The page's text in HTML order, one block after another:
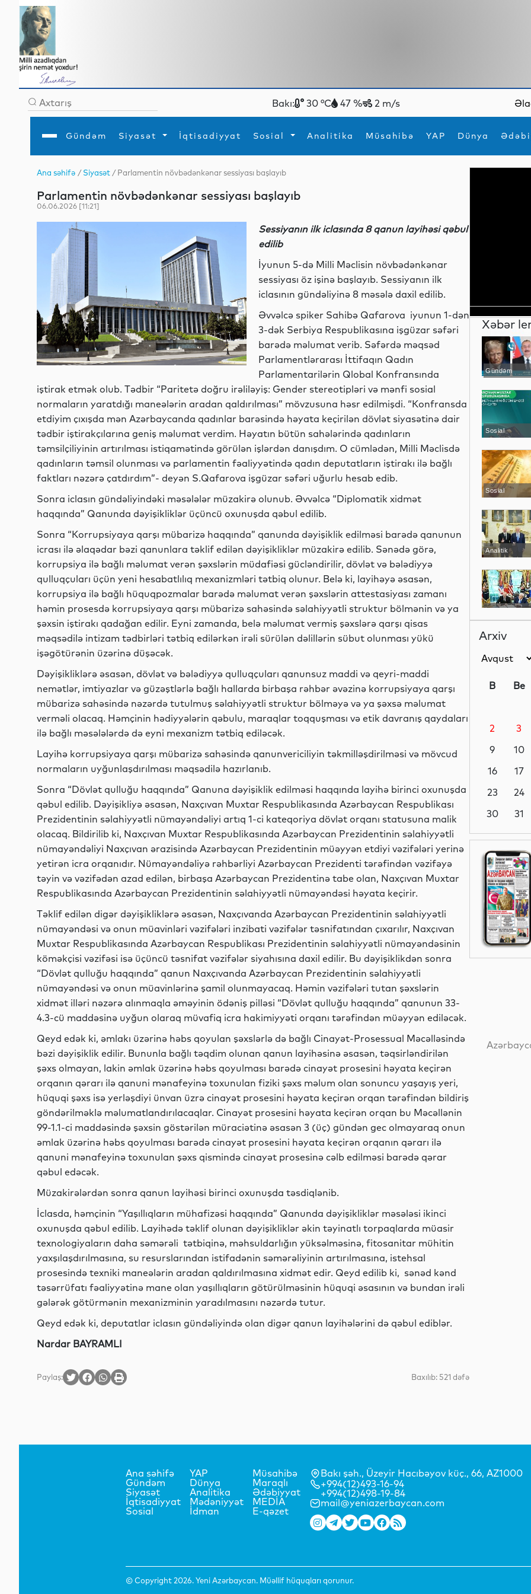
Bakı: 30 °C 47 % 2 m/s
Gündəm Siyasət İqtisadiyyat Sosial Analitika Müsahibə YAP Dünya
Gündəm
İqtisadiyyat
Analitika
Mədəniyyət
Müsahibə
MEDİA
Xarici siyasətTurizm
Hadisə
Diaspor
İdman
Ana səhifə /Siyasət / Parlamentin növbədənkənar sessiyası başlayıb
Parlamentin növbədənkənar sessiyası başlayıb
06.06.2026 [11:21]
Sessiyanın ilk iclasında 8 qanun layihəsi qəbul
edilib
İyunun 5-də Milli Məclisin növbədənkənar
sessiyası öz işinə başlayıb. Sessiyanın ilk
iclasının gündəliyinə 8 məsələ daxil edilib.
Əvvəlcə spiker Sahibə Qafarova iyunun 1-dən
3-dək Serbiya Respublikasına işgüzar səfəri
barədə məlumat verib. Səfərdə məqsəd
Parlamentlərarası İttifaqın Qadın
Parlamentarilərin Qlobal Konfransında
iştirak etmək olub. Tədbir “Paritetə doğru irəliləyiş: Gender stereotipləri və mənfi sosial
normaların yaratdığı maneələrin aradan qaldırılması” mövzusuna həsr edilmişdi. “Konfransda
etdiyim çıxışda mən Azərbaycanda qadınlar barəsində həyata keçirilən dövlət siyasətinə dair
tədbir iştirakçılarına geniş məlumat verdim. Həyatın bütün sahələrində qadınların
təmsilçiliyinin artırılması istiqamətində görülən işlərdən danışdım. O cümlədən, Milli Məclisdə
qadınların təmsil olunması və parlamentin fəaliyyətində qadın deputatların iştirakı ilə bağlı
faktları nəzərə çatdırdım”- deyən S.Qafarova işgüzar səfəri uğurlu hesab edib.
Sonra iclasın gündəliyindəki məsələlər müzakirə olunub. Əvvəlcə “Diplomatik xidmət
haqqında” Qanunda dəyişikliklər üçüncü oxunuşda qəbul edilib.
Sonra “Korrupsiyaya qarşı mübarizə haqqında” qanunda dəyişiklik edilməsi barədə qanunun
icrası ilə əlaqədar bəzi qanunlara təklif edilən dəyişikliklər müzakirə edilib. Sənədə görə,
korrupsiya ilə bağlı məlumat verən şəxslərin müdafiəsi gücləndirilir, dövlət və bələdiyyə
qulluqçuları üçün yeni hesabatlılıq mexanizmləri tətbiq olunur. Belə ki, layihəyə əsasən,
korrupsiya ilə bağlı hüquqpozmalar barədə məlumat verən şəxslərin attestasiyası zamanı
həmin prosesdə korrupsiyaya qarşı mübarizə sahəsində səlahiyyətli struktur bölmənin və ya
şəxsin iştirakı qadağan edilir. Eyni zamanda, belə məlumat vermiş şəxslərə qarşı qisas
məqsədilə intizam tədbirləri tətbiq edilərkən irəli sürülən dəlillərin sübut olunması yükü
işəgötürənin üzərinə düşəcək.
Dəyişikliklərə əsasən, dövlət və bələdiyyə qulluqçuları qanunsuz maddi və qeyri-maddi
nemətlər, imtiyazlar və güzəştlərlə bağlı hallarda birbaşa rəhbər əvəzinə korrupsiyaya qarşı
mübarizə sahəsində nəzərdə tutulmuş səlahiyyətli struktur bölməyə və ya şəxsə məlumat
verməli olacaq. Həmçinin hədiyyələrin qəbulu, maraqlar toqquşması və etik davranış qaydaları
ilə bağlı məsələlərdə də eyni mexanizm tətbiq ediləcək.
Layihə korrupsiyaya qarşı mübarizə sahəsində qanunvericiliyin təkmilləşdirilməsi və mövcud
normaların uyğunlaşdırılması məqsədilə hazırlanıb.
Sonra “Dövlət qulluğu haqqında” Qanuna dəyişiklik edilməsi haqqında layihə birinci oxunuşda
qəbul edilib. Dəyişikliyə əsasən, Naxçıvan Muxtar Respublikasında Azərbaycan Respublikası
Prezidentinin səlahiyyətli nümayəndəliyi artıq 1-ci kateqoriya dövlət orqanı statusuna malik
olacaq. Bildirilib ki, Naxçıvan Muxtar Respublikasında Azərbaycan Prezidentinin səlahiyyətli
nümayəndəliyi Naxçıvan ərazisində Azərbaycan Prezidentinin müəyyən etdiyi vəzifələri yerinə
yetirən icra orqanıdır. Nümayəndəliyə rəhbərliyi Azərbaycan Prezidenti tərəfindən vəzifəyə
təyin və vəzifədən azad edilən, birbaşa Azərbaycan Prezidentinə tabe olan, Naxçıvan Muxtar
Respublikasında Azərbaycan Prezidentinin səlahiyyətli nümayəndəsi həyata keçirir.
Təklif edilən digər dəyişikliklərə əsasən, Naxçıvanda Azərbaycan Prezidentinin səlahiyyətli
nümayəndəsi və onun müavinləri vəzifələri inzibati vəzifələr təsnifatından çıxarılır, Naxçıvan
Muxtar Respublikasında Azərbaycan Respublikası Prezidentinin səlahiyyətli nümayəndəsinin
köməkçisi vəzifəsi isə üçüncü təsnifat vəzifələr siyahısına daxil edilir. Bu dəyişiklikdən sonra
“Dövlət qulluğu haqqında” qanun Naxçıvanda Azərbaycan Prezidentinin səlahiyyətli
nümayəndəsi və onun müavinlərinə şamil olunmayacaq. Həmin vəzifələri tutan şəxslərin
xidmət illəri nəzərə alınmaqla əməyinin ödəniş pilləsi “Dövlət qulluğu haqqında” qanunun 33-
4.3-cü maddəsinə uyğun olaraq müvafiq icra hakimiyyəti orqanı tərəfindən müəyyən ediləcək.
Qeyd edək ki, əmlakı üzərinə həbs qoyulan şəxslərlə də bağlı Cinayət-Prosessual Məcəlləsində
bəzi dəyişiklik edilir. Bununla bağlı təqdim olunan qanun layihəsinə əsasən, təqsirləndirilən
şəxs olmayan, lakin əmlak üzərinə həbs qoyulması barədə cinayət prosesini həyata keçirən
orqanın qərarı ilə qanuni mənafeyinə toxunulan fiziki şəxs məlum olan sonuncu yaşayış yeri,
hüquqi şəxs isə yerləşdiyi ünvan üzrə cinayət prosesini həyata keçirən orqan tərəfindən bildiriş
göndərilməklə məlumatlandırılacaqlar. Cinayət prosesini həyata keçirən orqan bu Məcəllənin
99-1.1-ci maddəsində şəxsin göstərilən müraciətinə əsasən 3 (üç) gündən gec olmayaraq onun
əmlak üzərinə həbs qoyulması barədə cinayət prosesini həyata keçirən orqanın qərarı ilə
qanuni mənafeyinə toxunulan şəxs qismində cinayət prosesinə cəlb edilməsi barədə qərar
qəbul edəcək.
Müzakirələrdən sonra qanun layihəsi birinci oxunuşda təsdiqlənib.
İclasda, həmçinin “Yaşıllıqların mühafizəsi haqqında” Qanunda dəyişikliklər məsələsi ikinci
oxunuşda qəbul edilib. Layihədə təklif olunan dəyişikliklər əkin təyinatlı torpaqlarda müasir
texnologiyaların daha səmərəli tətbiqinə, məhsuldarlığın yüksəlməsinə, fitosanitar mühitin
yaxşılaşdırılmasına, su resurslarından istifadənin səmərəliyinin artırılmasına, istehsal
prosesində texniki maneələrin aradan qaldırılmasına xidmət edir. Qeyd edilib ki, sənəd kənd
təsərrüfatı fəaliyyətinə mane olan yaşıllıqların götürülməsinin hüquqi əsasının və bundan irəli
gələrək götürmənin mexanizminin yaradılmasını nəzərdə tutur.
Qeyd edək ki, deputatlar iclasın gündəliyində olan digər qanun layihələrini də qəbul ediblər.
Nardar BAYRAMLI
Paylaş: Baxılıb: 521 dəfə
Xəbər
Gündəm
Sosial
Sosial
Analitik
Siyasət
Gündəm
Dünya
Elm
Dünya
texnologiyalar
Analitik
Arxiv
B Be
2
3
9
10
16
17
23
24
30
31
Ana səhifə
Gündəm
Siyasət
İqtisadiyyat
Sosial
YAP
Dünya
Analitika
Mədəniyyət
İdman
Müsahibə
Maraqlı
Ədəbiyyat
MEDİA
E-qəzet
Bakı şəh., Üzeyir Hacıbəyov küç., 66, AZ1000
+994(12)493-16-94
+994(12)498-19-84
mail@yeniazerbaycan.com
© Copyright 2026. Yeni Azərbaycan. Müəllif hüquqları qorunur.